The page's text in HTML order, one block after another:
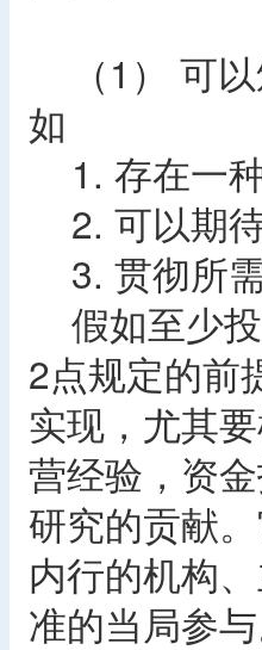
（1） 可以
如
1. 存在一
2. 可以期
3. 贯彻所
假如至少
2点规定的前
实现，尤其
营经验，资
研究的贡献
内行的机构
准的当局参与